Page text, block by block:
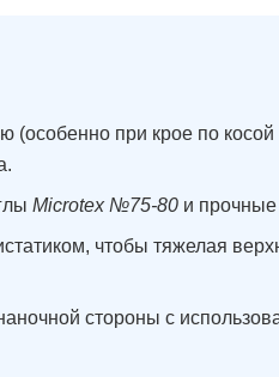
(особенно при крое по
Microtex №75-80 и
чтобы тяжелая
стороны с